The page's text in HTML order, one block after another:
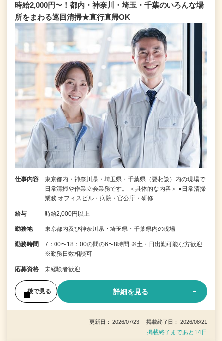
時給2,000円〜！都内・神奈川・埼玉・千葉のいろんな場
所をまわる巡回清掃★直行直帰OK
仕事内容
東京都内・神奈川県・埼玉県・千葉県（要相談）内の現場で
日常清掃や作業立会業務です。 ＜具体的な内容＞ ●日常清掃
業務 オフィスビル・病院・官公庁・研修…
給与 時給2,000円以上
勤務地 東京都内及び神奈川県・埼玉県・千葉県内の現場
勤務時間
7：00〜18：00の間の6〜8時間 ※土・日出勤可能な方歓迎
※勤務日数相談可
応募資格 未経験者歓迎
後で見る 詳細を見る
更新日： 2026/07/23 掲載終了日： 2026/08/21
掲載終了まであと14日